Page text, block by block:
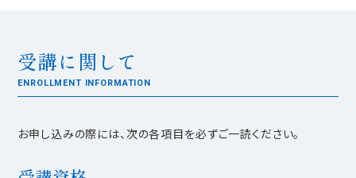
受講に関して
ENROLLMENT INFORMATION
お申し込みの際には、次の各項目を必ずご一読ください。